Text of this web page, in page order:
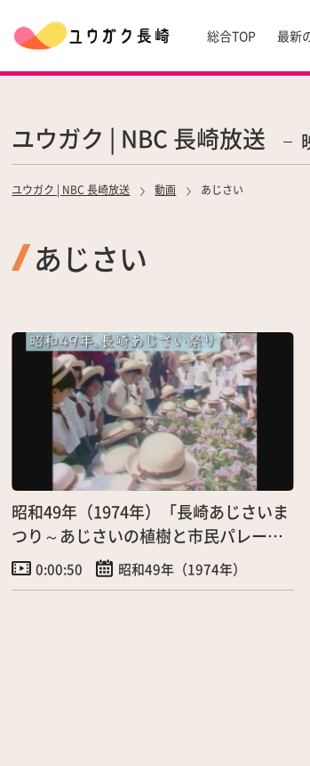
総合TOP 最新
ユウガク | NBC 長崎放送
ユウガク | NBC 長崎放送 動画 あじさい
あじさい
昭和49年（1974年）「長崎あじさいま
つり～あじさいの植樹と市民パレード
～」（7月）
0:00:50 昭和49年（1974年）